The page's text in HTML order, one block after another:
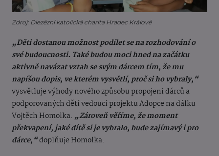
Zdroj: Diezézní katolická charita Hradec Králové
„Děti dostanou možnost podílet se na rozhodování o
své budoucnosti. Také budou moci hned na začátku
aktivně navázat vztah se svým dárcem tím, že mu
napíšou dopis, ve kterém vysvětlí, proč si ho vybraly,“
vysvětluje výhody nového způsobu propojení dárců a
podporovaných dětí vedoucí projektu Adopce na dálku
Vojtěch Homolka. „Zároveň věříme, že moment
překvapení, jaké dítě si je vybralo, bude zajímavý i pro
dárce,“doplňuje Homolka.